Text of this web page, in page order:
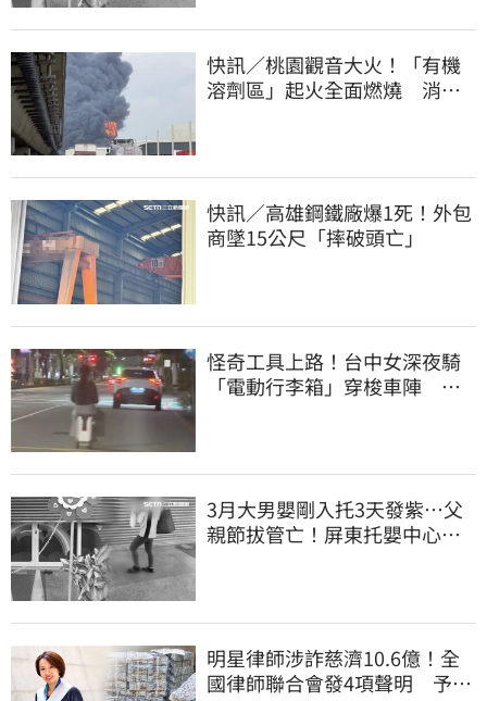
快訊／桃園觀音大火！「有機
溶劑區」起火全面燃燒 消
快訊／高雄鋼鐵廠爆1死！外包
商墜15公尺「摔破頭亡」
怪奇工具上路！台中女深夜騎
「電動行李箱」穿梭車陣 網
3月大男嬰剛入托3天發紫…父
親節拔管亡！屏東托嬰中心回9
明星律師涉詐慈濟10.6億！全
國律師聯合會發4項聲明 予以